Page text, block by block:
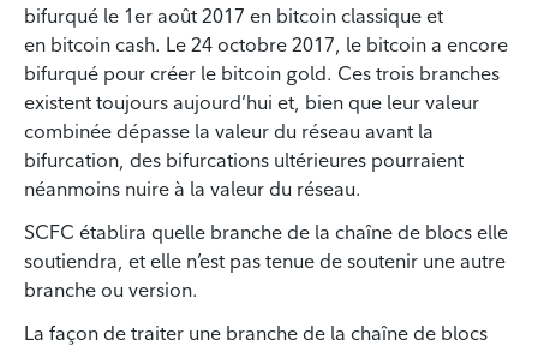
bifurqué le 1er août 2017 en bitcoin classique et
en bitcoin cash. Le 24 octobre 2017, le bitcoin a encore
bifurqué pour créer le bitcoin gold. Ces trois branches
existent toujours aujourd’hui et, bien que leur valeur
combinée dépasse la valeur du réseau avant la
bifurcation, des bifurcations ultérieures pourraient
néanmoins nuire à la valeur du réseau.
SCFC établira quelle branche de la chaîne de blocs elle
soutiendra, et elle n’est pas tenue de soutenir une autre
branche ou version.
La façon de traiter une branche de la chaîne de blocs